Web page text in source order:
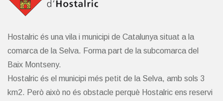
Hostalric és una vila i municipi de Catalunya situat a la
comarca de la Selva. Forma part de la subcomarca del
Baix Montseny.
Hostalric és el municipi més petit de la Selva, amb sols 3
km2. Però això no és obstacle perquè Hostalric ens reservi